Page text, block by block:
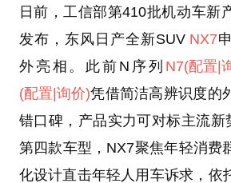
日前，工信部第410批机动车新
发布，东风日产全新SUV NX7
外亮相。此前N序列 N7(配置 |
(配置 |询价)凭借简洁高辨识度的
错口碑，产品实力可对标主流新
第四款车型，NX7聚焦年轻消费
化设计直击年轻人用车诉求，依